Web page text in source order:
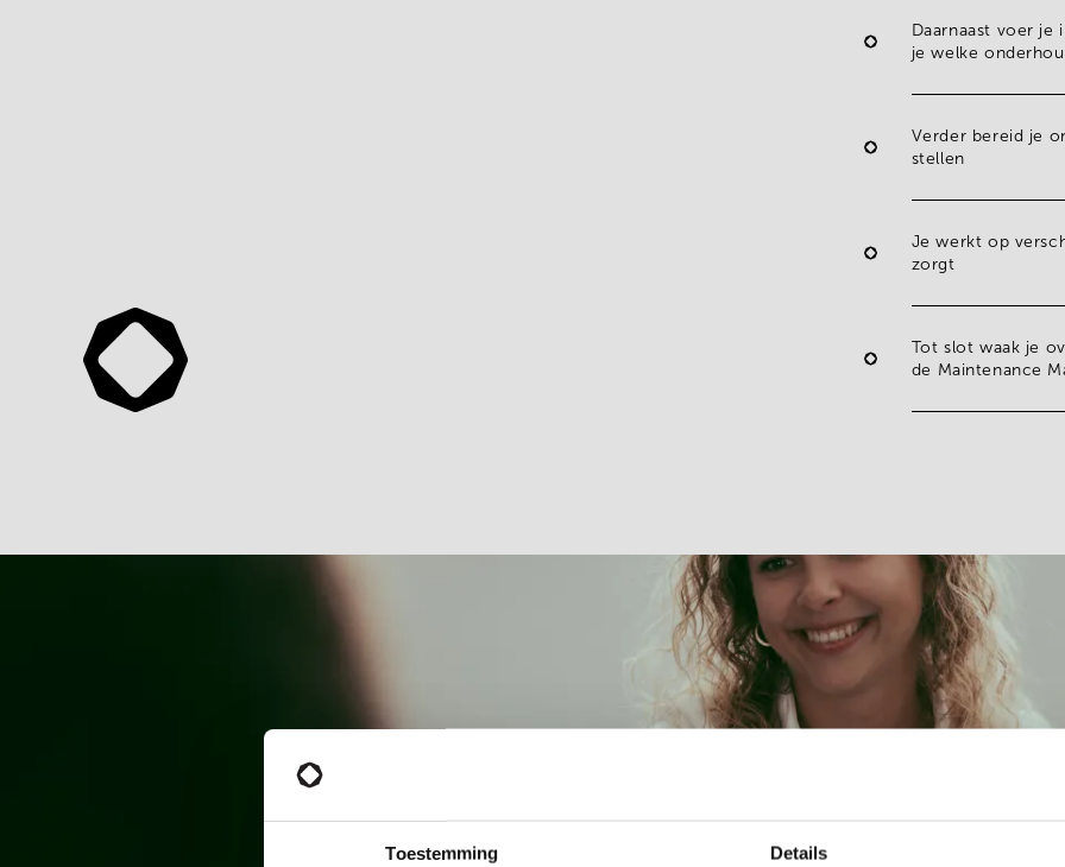
Toestemming Details
Daarnaast voer je
je welke
Verder bereid je
stellen
Je werkt op
zorgt
Tot slot waak je
de Maintenance